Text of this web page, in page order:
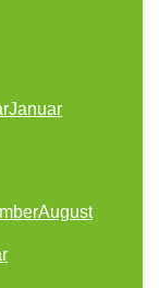
Januar
August